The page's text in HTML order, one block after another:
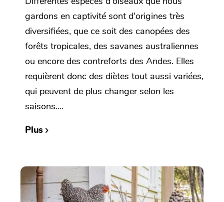
gardons en captivité sont d'origines très
diversifiées, que ce soit des canopées des
forêts tropicales, des savanes australiennes
ou encore des contreforts des Andes. Elles
requièrent donc des diètes tout aussi variées,
qui peuvent de plus changer selon les
saisons....
Plus